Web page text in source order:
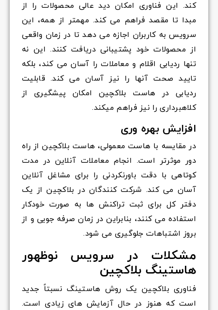
کند. این فناوری امکان دید عالی محصولات را از
مبدا تا مقصد فراهم می کند. مهمتر از همه، این
سرویس به کاربران اجازه می دهد تا در زمان واقعی
از محصولات خود پشتیبانی دریافت کنند. این نه
تنها ردیابی اقلام و معاملات را آسان می کند، بلکه
تایید صحت آنها را نیز آسان می کند. قابلیت
ردیابی در هاست بلاکچین امکان پیشگیری از
کلاهبرداری را نیز فراهم میکند.
افزایش بهره وری
در مقایسه با هاست معمولی، هاست بلاکچین از راه
دور موثرتر است. انجام معاملات آنلاین در مدت
کوتاهی با دقت باورنکردنی را برای مشاغل آنلاین
آسان می کند. شرکت کنندگان در بلاکچین از یک
دفتر کل برای ثبت تراکنش ها به صورت خودکار
استفاده می کنند، بنابراین در زمان صرفه جویی و از
بروز اشتباهات جلوگیری می شود.
مشکلات در سرویس نوظهور
هاستینگ بلاکچین
فناوری بلاکچین یک روش هاستینگ نسبتاً جدید
است که هنوز در حال آزمایش های زیادی است.